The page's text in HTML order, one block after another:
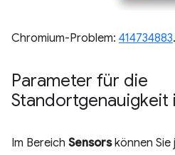
Chromium-Problem: 414734883.
Parameter für die
Standortgenauigkeit
Im Bereich Sensorskönnen Sie